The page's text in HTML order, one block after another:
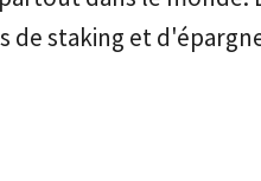
de staking et